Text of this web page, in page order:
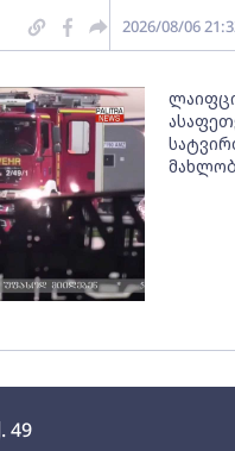
49
2026/08/06